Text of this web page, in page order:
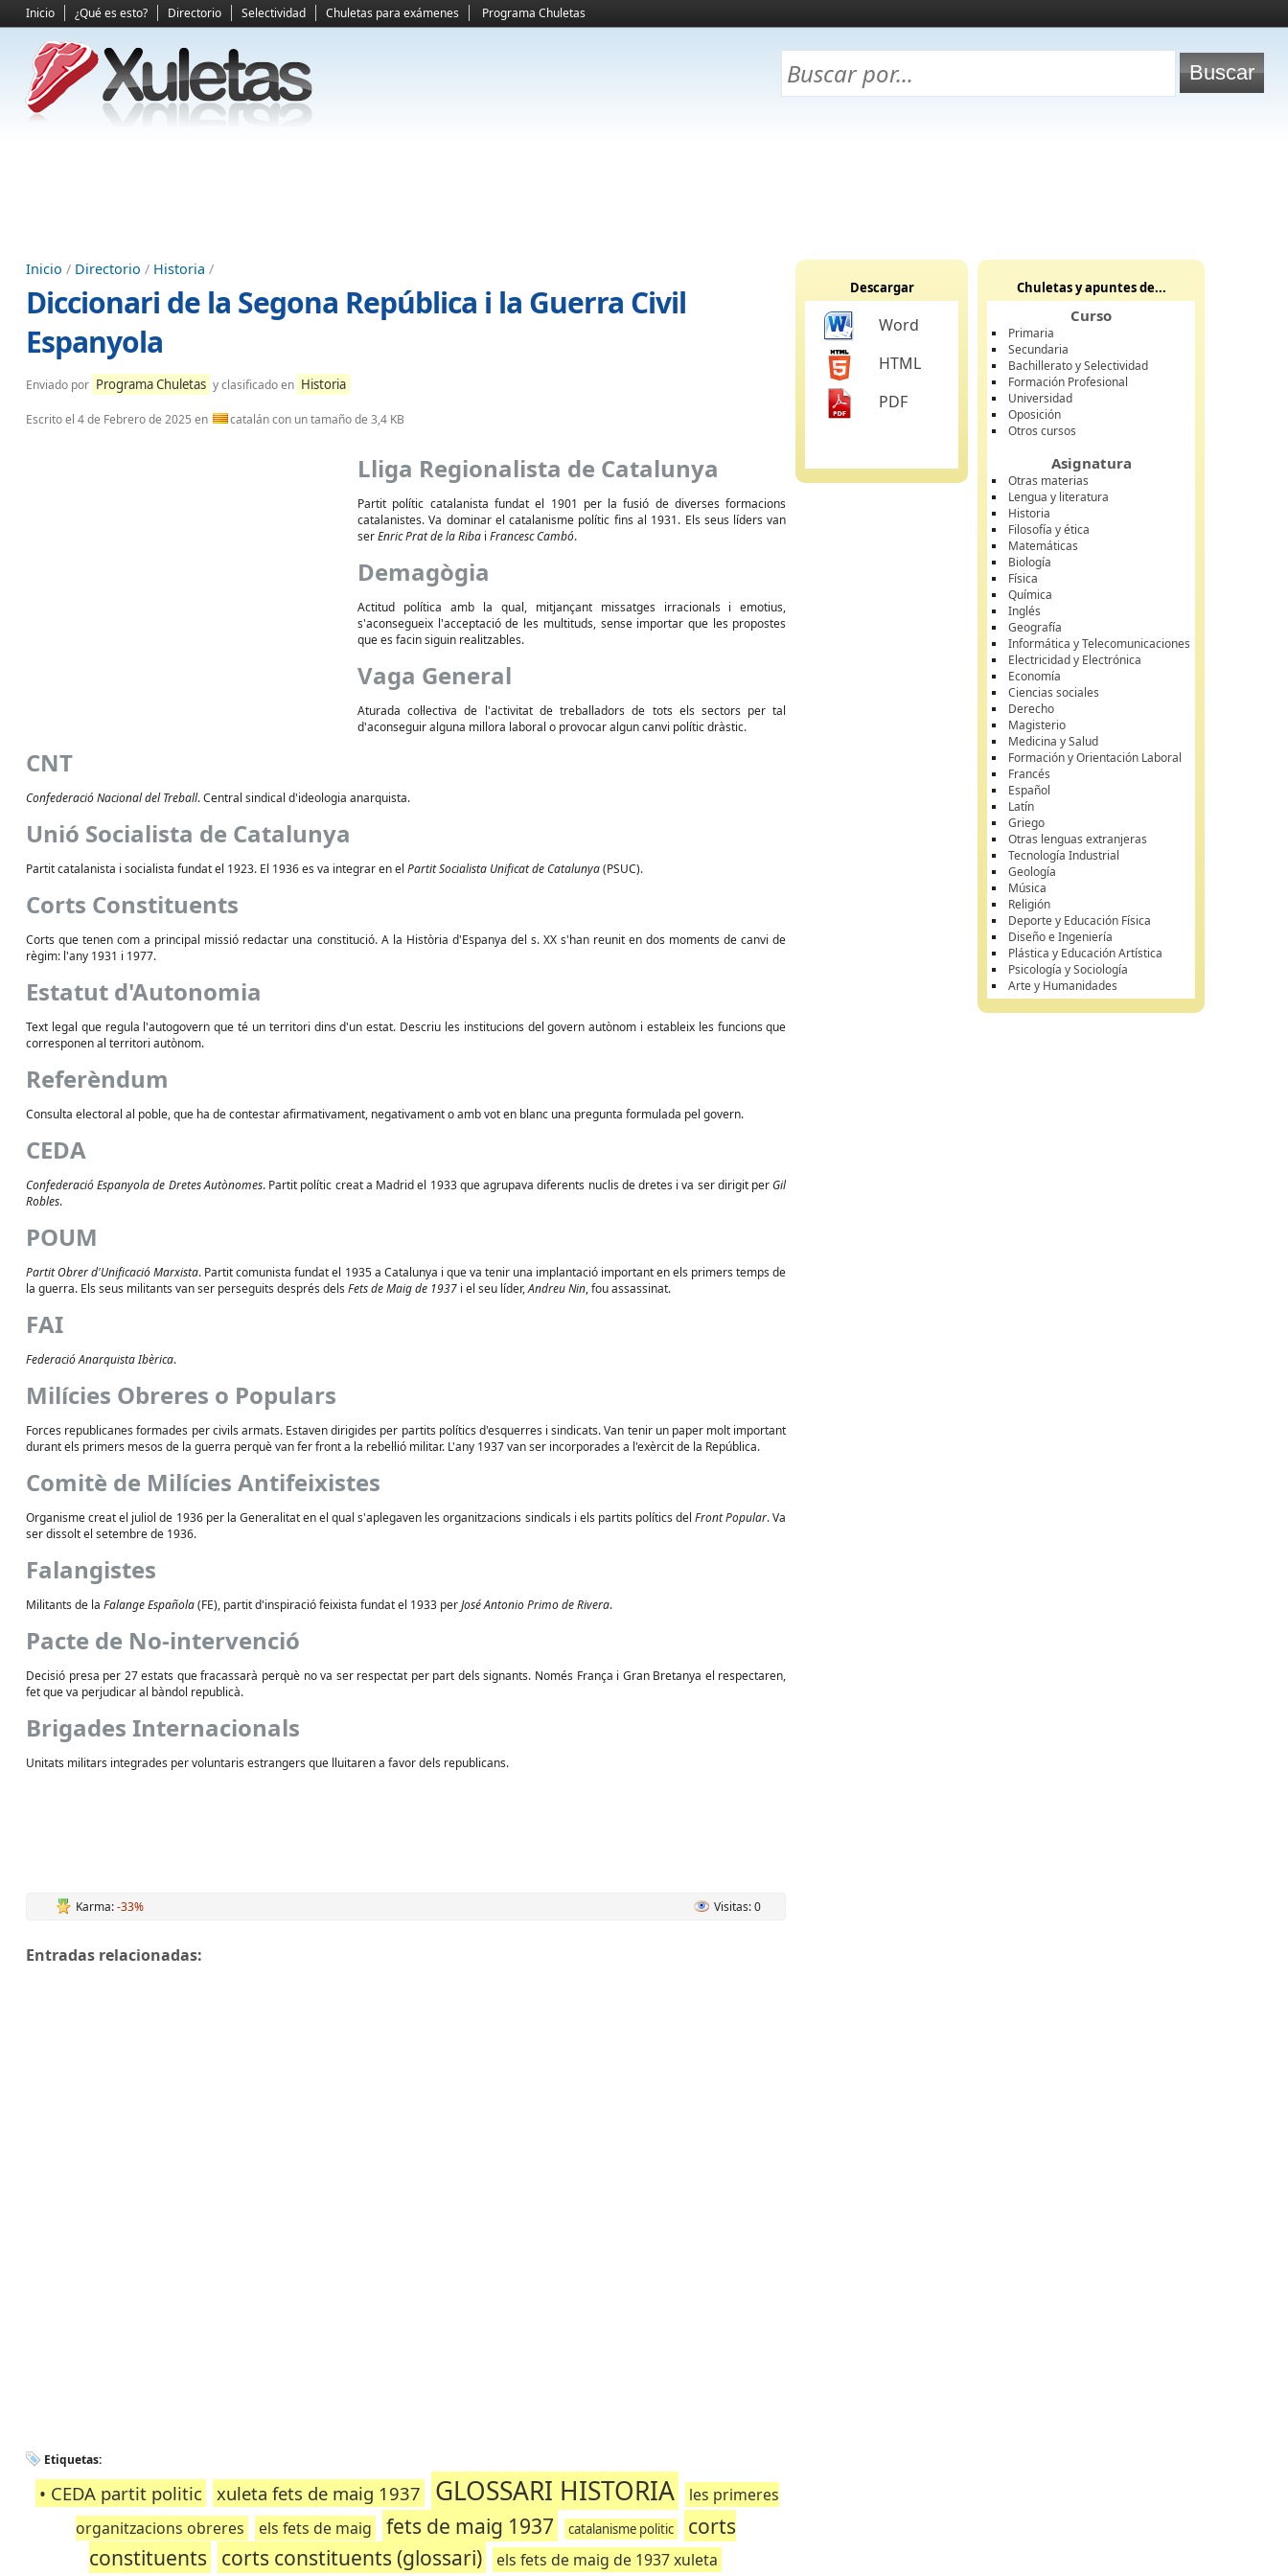
Inicio ¿Qué es esto? Directorio Selectividad Chuletas para exámenes Programa Chuletas
Inicio / Directorio / Historia /
Diccionari de la Segona República i la Guerra Civil
Espanyola
Enviado por Programa Chuletas y clasificado en Historia
Escrito el 4 de Febrero de 2025 en catalán con un tamaño de 3,4 KB
Lliga Regionalista de Catalunya
Partit polític catalanista fundat el 1901 per la fusió de diverses formacions
catalanistes. Va dominar el catalanisme polític fins al 1931. Els seus líders van
serEnric Prat de la Riba i Francesc Cambó.
Demagògia
Actitud política amb la qual, mitjançant missatges irracionals i emotius,
s'aconsegueix l'acceptació de les multituds, sense importar que les propostes
que es facin siguin realitzables.
Vaga General
Aturada col·lectiva de l'activitat de treballadors de tots els sectors per tal
d'aconseguir alguna millora laboral o provocar algun canvi polític dràstic.
CNT
Confederació Nacional del Treball. Central sindical d'ideologia anarquista.
Unió Socialista de Catalunya
Partit catalanista i socialista fundat el 1923. El 1936 es va integrar en el Partit Socialista Unificat de Catalunya(PSUC).
Corts Constituents
Corts que tenen com a principal missió redactar una constitució. A la Història d'Espanya del s. XX s'han reunit en dos moments de canvi de
règim: l'any 1931 i 1977.
Estatut d'Autonomia
Text legal que regula l'autogovern que té un territori dins d'un estat. Descriu les institucions del govern autònom i estableix les funcions que
corresponen al territori autònom.
Referèndum
Consulta electoral al poble, que ha de contestar afirmativament, negativament o amb vot en blanc una pregunta formulada pel govern.
CEDA
Confederació Espanyola de Dretes Autònomes. Partit polític creat a Madrid el 1933 que agrupava diferents nuclis de dretes i va ser dirigit perGil
Robles.
POUM
Partit Obrer d'Unificació Marxista. Partit comunista fundat el 1935 a Catalunya i que va tenir una implantació important en els primers temps de
la guerra. Els seus militants van ser perseguits després dels Fets de Maig de 1937 i el seu líder,Andreu Nin, fou assassinat.
FAI
Federació Anarquista Ibèrica.
Milícies Obreres o Populars
Forces republicanes formades per civils armats. Estaven dirigides per partits polítics d'esquerres i sindicats. Van tenir un paper molt important
durant els primers mesos de la guerra perquè van fer front a la rebel·lió militar. L'any 1937 van ser incorporades a l'exèrcit de la República.
Comitè de Milícies Antifeixistes
Organisme creat el juliol de 1936 per la Generalitat en el qual s'aplegaven les organitzacions sindicals i els partits polítics delFront Popular. Va
ser dissolt el setembre de 1936.
Falangistes
Militants de la Falange Española(FE), partit d'inspiració feixista fundat el 1933 perJosé Antonio Primo de Rivera.
Pacte de No-intervenció
Decisió presa per 27 estats que fracassarà perquè no va ser respectat per part dels signants. Només França i Gran Bretanya el respectaren,
fet que va perjudicar al bàndol republicà.
Brigades Internacionals
Unitats militars integrades per voluntaris estrangers que lluitaren a favor dels republicans.
Karma:-33% Visitas: 0
Entradas relacionadas:
Etiquetas:
• CEDA partit politic xuleta fets de maig 1937 GLOSSARI HISTORIA
les primeres
organitzacions obreres
els fets de maig fets de maig 1937 catalanisme politic
corts
constituents corts constituents (glossari) els fets de maig de 1937 xuleta
Descargar
Word
HTML
PDF
Chuletas y apuntes de...
Curso
Primaria
Secundaria
Bachillerato y Selectividad
Formación Profesional
Universidad
Oposición
Otros cursos
Asignatura
Otras materias
Lengua y literatura
Historia
Filosofía y ética
Matemáticas
Biología
Física
Química
Inglés
Geografía
Informática y Telecomunicaciones
Electricidad y Electrónica
Economía
Ciencias sociales
Derecho
Magisterio
Medicina y Salud
Formación y Orientación Laboral
Francés
Español
Latín
Griego
Otras lenguas extranjeras
Tecnología Industrial
Geología
Música
Religión
Deporte y Educación Física
Diseño e Ingeniería
Plástica y Educación Artística
Psicología y Sociología
Arte y Humanidades